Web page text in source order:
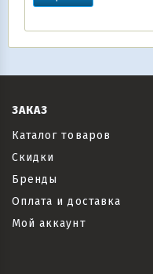
ЗАКАЗ
Каталог товаров
Скидки
Бренды
Оплата и доставка
Мой аккаунт